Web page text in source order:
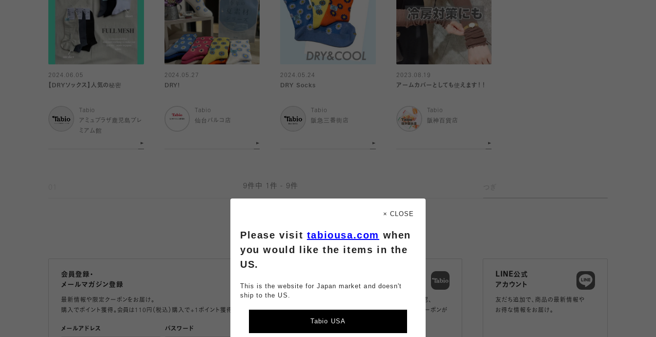
2024.06.05
【DRYソックス】人気の秘密
Tabio
アミュプラザ鹿児島プレ
ミアム館
2024.05.27
DRY!
Tabio
仙台パルコ店
2024.05.24
DRY Socks
Tabio
阪急三番街店
2023.08.19
アームカバーとしても使えます！！
Tabio
阪神百貨店
9件中 1件 - 9件
会員登録・
メールマガジン登録
最新情報や限定クーポンをお届け。
購入でポイント獲得。会員は110円（税込）購入で+1ポイント獲得。
メールアドレス パスワード
アプリ
商品の購入、店舗の在庫確認、
アプリ限定のコンテンツやクーポンが
LINE公式
アカウント
友だち追加で、 商品の最新情報や
お得な情報をお届け。
× CLOSE
Please visit tabiousa.com when
you would like the items in the
US.
This is the website for Japan market and doesn't
ship to the US.
Tabio USA